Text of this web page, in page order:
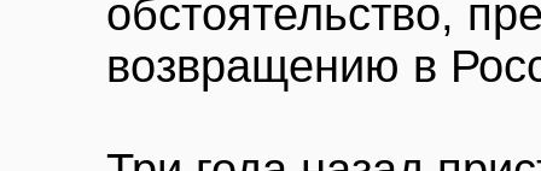
обстоятельство,
возвращению в